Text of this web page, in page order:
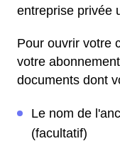
entreprise privée
Pour ouvrir votre
votre
documents dont
Le nom de
(facultatif)